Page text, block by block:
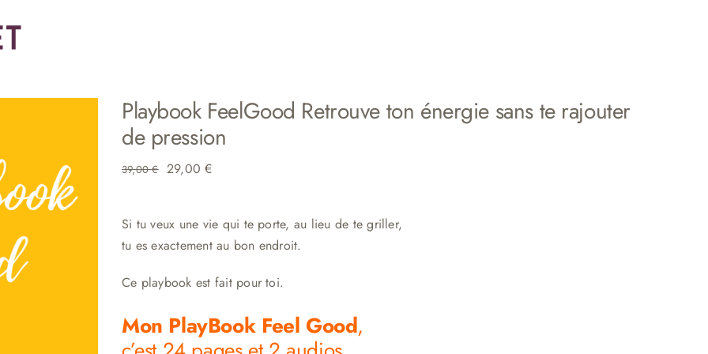
Playbook FeelGood Retrouve ton énergie sans te rajouter
de pression
39,00€ Le
était :
39,00 €.
29,00€Le
est :
29,00 €.
Si tu veux une vie qui te porte, au lieu de te griller,
tu es exactement au bon endroit.
Ce playbook est fait pour toi.
Mon PlayBook Feel Good,